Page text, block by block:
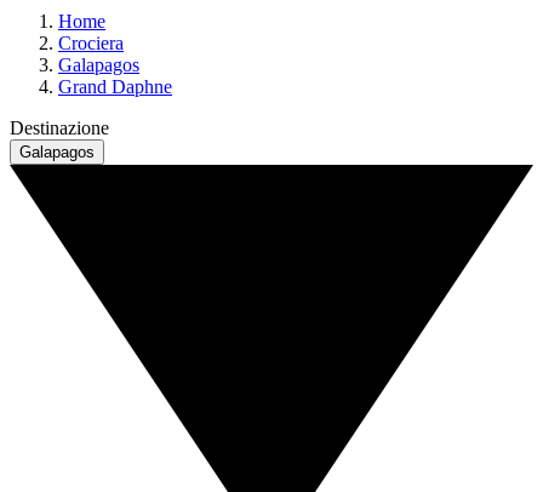
Home
Crociera
Galapagos
Grand Daphne
Destinazione
Galapagos